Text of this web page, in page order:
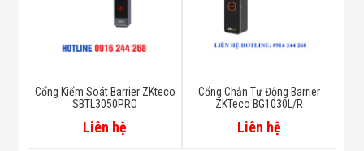
Cổng Kiểm Soát Barrier ZKteco
SBTL3050PRO
Liên hệ
Cổng Chắn Tự Động Barrier
ZKTeco BG1030L/R
Liên hệ